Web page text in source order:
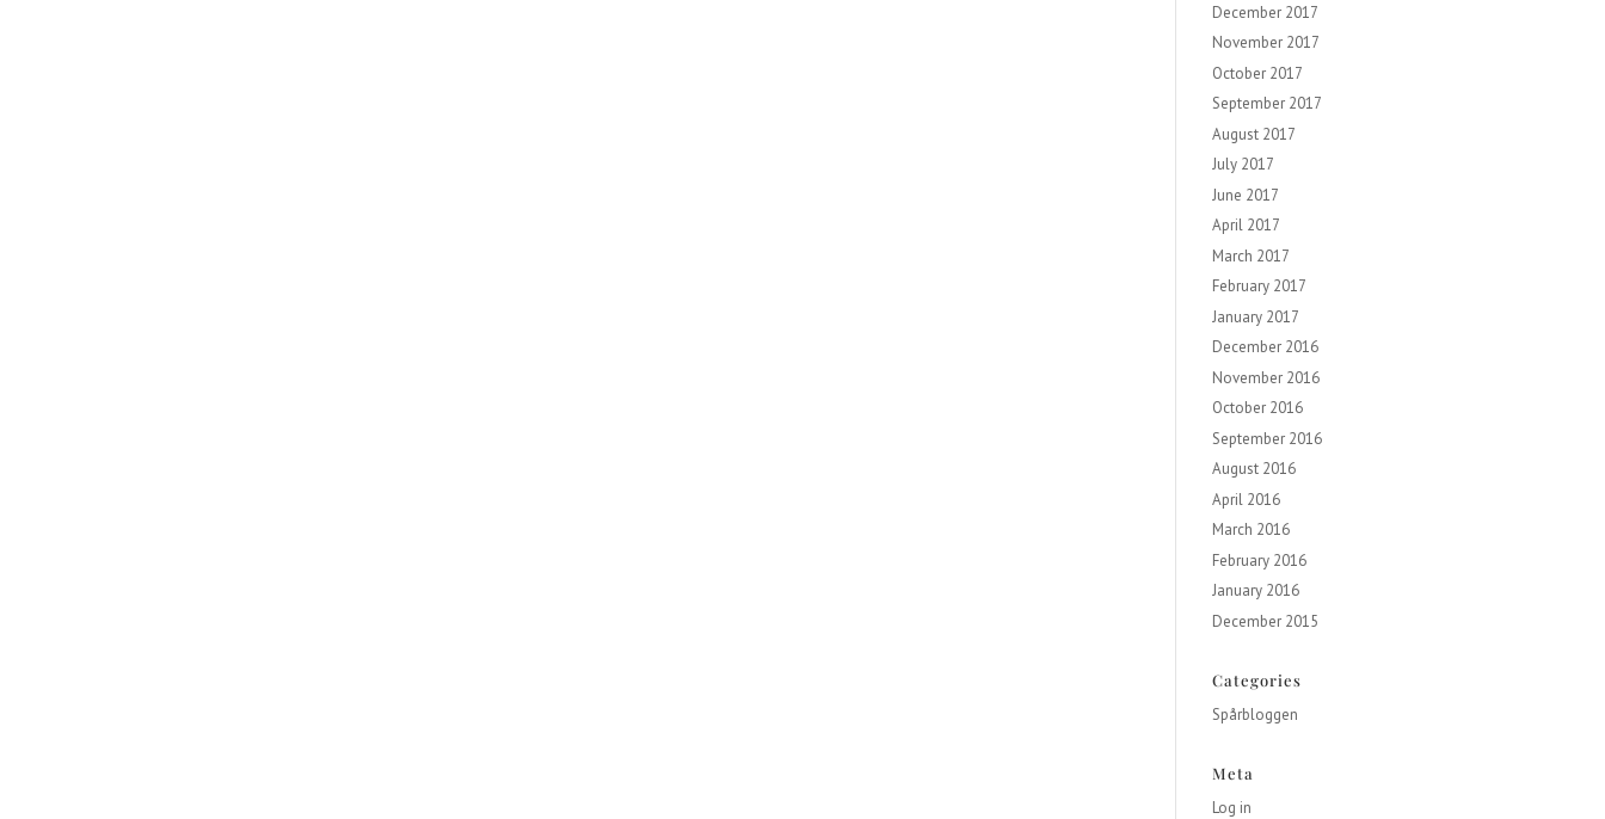
December 2017
November 2017
October 2017
September 2017
August 2017
July 2017
June 2017
April 2017
March 2017
February 2017
January 2017
December 2016
November 2016
October 2016
September 2016
August 2016
April 2016
March 2016
February 2016
January 2016
December 2015
Categories
Spårbloggen
Meta
Log in